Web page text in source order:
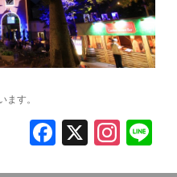
す。
F X In